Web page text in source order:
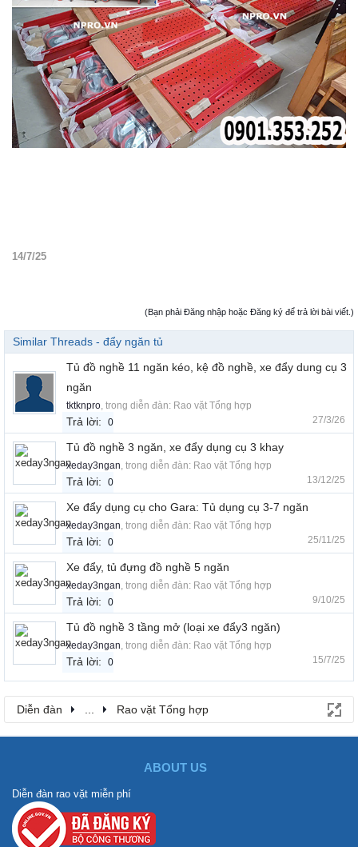
14/7/25
(Bạn phải Đăng nhập hoặc Đăng ký để trả lời bài viết.)
Similar Threads - đẩy ngăn tủ
Tủ đồ nghề 11 ngăn kéo, kệ đồ nghề, xe đẩy dung cụ 3
ngăn
tktknpro, trong diễn đàn: Rao vặt Tổng hợp
Trả lời: 0 27/3/26
Tủ đồ nghề 3 ngăn, xe đẩy dụng cụ 3 khay
xeday3ngan, trong diễn đàn: Rao vặt Tổng hợp
Trả lời: 0 13/12/25
Xe đẩy dụng cụ cho Gara: Tủ dụng cụ 3-7 ngăn
xeday3ngan, trong diễn đàn: Rao vặt Tổng hợp
Trả lời: 0 25/11/25
Xe đẩy, tủ đựng đồ nghề 5 ngăn
xeday3ngan, trong diễn đàn: Rao vặt Tổng hợp
Trả lời: 0 9/10/25
Tủ đồ nghề 3 tầng mở (loại xe đẩy3 ngăn)
xeday3ngan, trong diễn đàn: Rao vặt Tổng hợp
Trả lời: 0 15/7/25
Diễn đàn ... Rao vặt Tổng hợp
ABOUT US
Diễn đàn rao vặt miễn phí